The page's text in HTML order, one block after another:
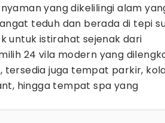
yang dikelilingi alam
teduh dan berada di tepi
untuk istirahat sejenak dari
24 vila modern yang
tersedia juga tempat parkir,
hingga tempat spa yang